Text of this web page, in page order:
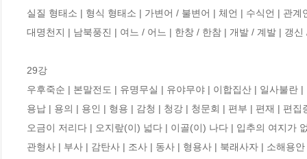
실질 형태소 | 형식 형태소 | 가변어 / 불변어 | 체언 | 수식언 | 관
대명천지 | 남북풍진 | 여느 / 어느 | 한창 / 한참 | 개발 / 계발 | 갱
29강
우후죽순 | 본말전도 | 유명무실 | 유야무야 | 이합집산 | 일사불
용납 | 용의 | 용인 | 형용 | 감청 | 청강 | 청문회 | 편부 | 편재 | 편
오금이 저리다 | 오지랖(이) 넓다 | 이골(이) 나다 | 입추의 여지가
관형사 | 부사 | 감탄사 | 조사 | 동사 | 형용사 | 북래사자 | 소해용